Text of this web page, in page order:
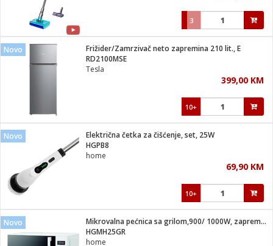
/ Zdravlje
za kosu
brijanje
tuš
3
Novo
Frižider/Zamrzivač neto zapremina 210 lit., E
RD2100MSE
Tesla
399,00 KM
10+
Novo
Električna četka za čišćenje, set, 25W
HGPB8
home
69,90 KM
10+
Novo
Mikrovalna pećnica sa grilom,900/ 1000W, zapremina 25 lit.
HGMH25GR
home